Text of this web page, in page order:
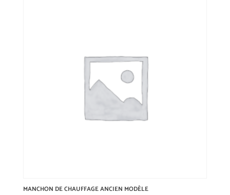
MANCHON DE CHAUFFAGE ANCIEN MODÈLE